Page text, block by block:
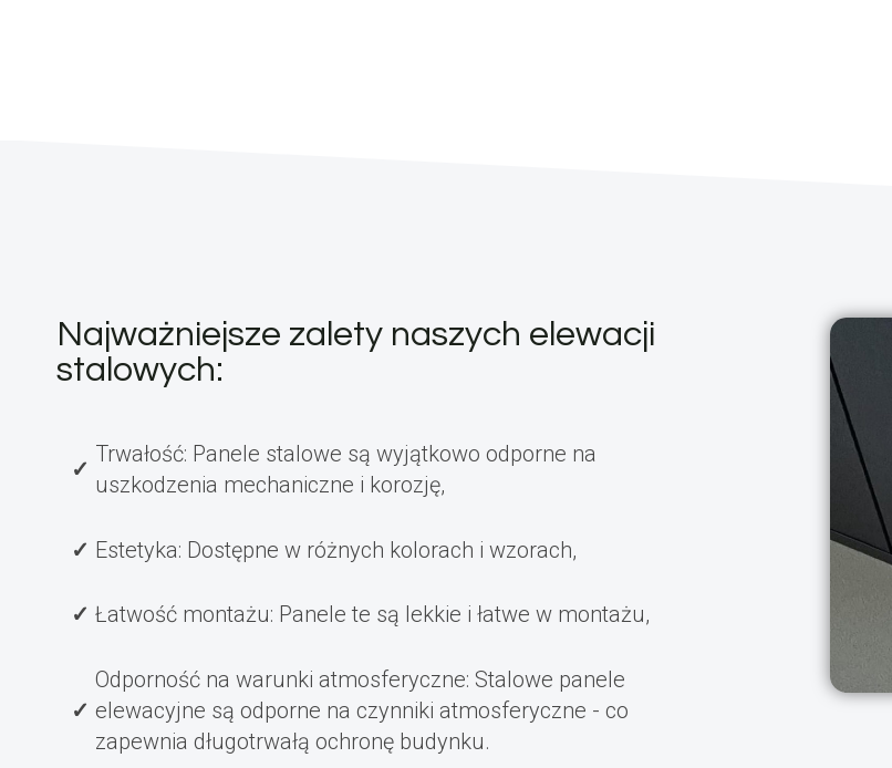
Najważniejsze zalety naszych elewacji
stalowych:
Trwałość: Panele stalowe są wyjątkowo odporne na
uszkodzenia mechaniczne i korozję,
Estetyka: Dostępne w różnych kolorach i wzorach,
Łatwość montażu: Panele te są lekkie i łatwe w montażu,
Odporność na warunki atmosferyczne: Stalowe panele
elewacyjne są odporne na czynniki atmosferyczne - co
zapewnia długotrwałą ochronę budynku.